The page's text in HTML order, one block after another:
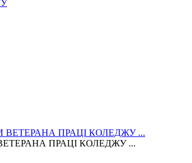
ПРАЦІ КОЛЕДЖУ ...